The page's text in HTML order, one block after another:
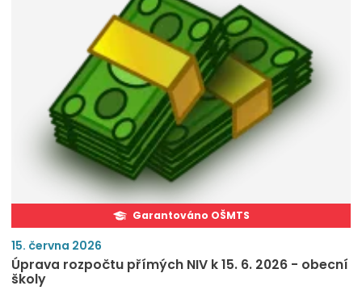
Garantováno OŠMTS
15. června 2026
Úprava rozpočtu přímých NIV k 15. 6. 2026 - obecní
školy